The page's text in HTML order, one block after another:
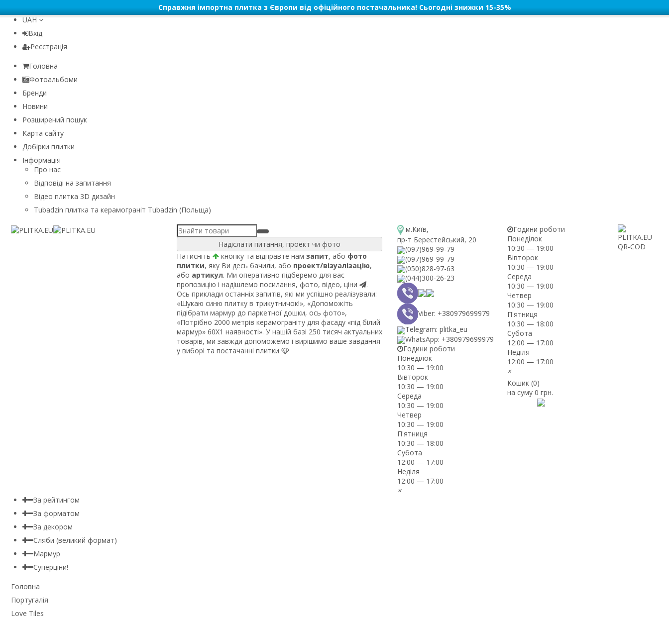
Справжня імпортна плитка з Європи від офіційного постачальника! Сьогодні знижки 15-35%
UAH
Вхід
Реєстрація
Головна
Фотоальбоми
Бренди
Новини
Розширений пошук
Карта сайту
Добірки плитки
Інформація
Про нас
Відповіді на запитання
Відео плитка 3D дизайн
Tubadzin плитка та керамограніт Tubadzin (Польща)
Надіслати питання, проект чи фото
Натисніть
кнопку та відправте нам запит, або фото
плитки, яку Ви десь бачили, або проект/візуалізацію,
або артикул. Ми оперативно підберемо для вас
пропозицію і надішлемо посилання, фото, відео, ціни
.
Ось приклади останніх запитів, які ми успішно реалізували:
«Шукаю синю плитку в трикутничок!», «Допоможіть
підібрати мармур до паркетної дошки, ось фото»,
«Потрібно 2000 метрів керамограніту для фасаду «під білий
мармур» 60Х1 наявності». У нашій базі 250 тисяч актуальних
товарів, ми завжди допоможемо і вирішимо ваше завдання
у виборі та постачанні плитки
м.Київ,
пр-т Берестейський, 20
(097)969-99-79
(097)969-99-79
(050)828-97-63
(044)300-26-23
Viber: +380979699979
Telegram: plitka_eu
WhatsApp: +380979699979
Години роботи
Понеділок
10:30 — 19:00
Вівторок
10:30 — 19:00
Середа
10:30 — 19:00
Четвер
10:30 — 19:00
П'ятниця
10:30 — 18:00
Субота
12:00 — 17:00
Неділя
12:00 — 17:00
×
Години роботи
Понеділок
10:30 — 19:00
Вівторок
10:30 — 19:00
Середа
10:30 — 19:00
Четвер
10:30 — 19:00
П'ятниця
10:30 — 18:00
Субота
12:00 — 17:00
Неділя
12:00 — 17:00
×
Кошик (0)
на суму0 грн.
За рейтингом
За форматом
За декором
Сляби (великий формат)
Мармур
Суперціни!
Головна
Португалія
Love Tiles